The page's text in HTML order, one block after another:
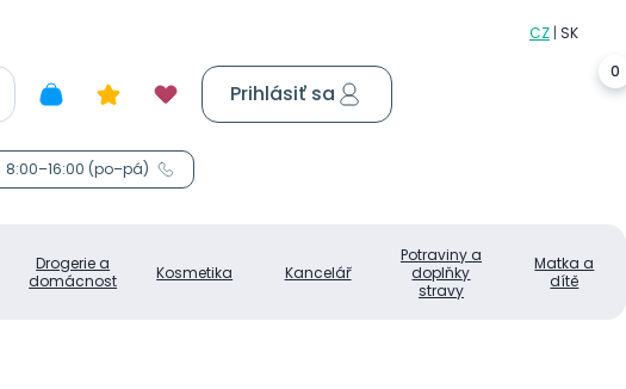
Drogerie a
domácnost
Kosmetika Kancelář
Potraviny a
doplňky
stravy
Matka a
dítě
0
Prihlásiť sa
8:00–16:00 (po–pá)